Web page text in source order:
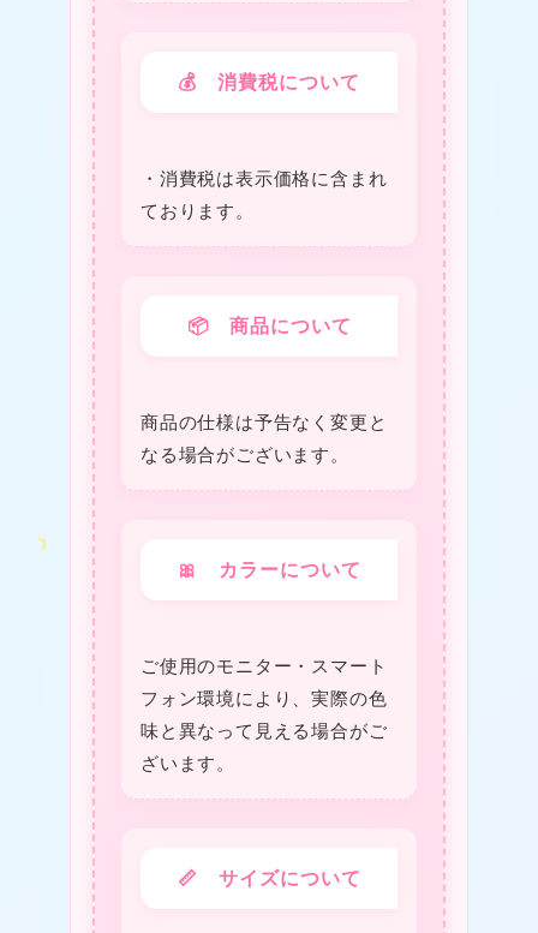
💰 消費税について
・消費税は表⽰価格に含まれ
ております。
📦 商品について
商品の仕様は予告なく変更と
なる場合がございます。
🎀 カラーについて
ご使用のモニター・スマート
フォン環境により、実際の色
味と異なって見える場合がご
ざいます。
📏 サイズについて
★
★